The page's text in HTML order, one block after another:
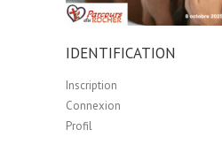
IDENTIFICATION
Inscription
Connexion
Profil